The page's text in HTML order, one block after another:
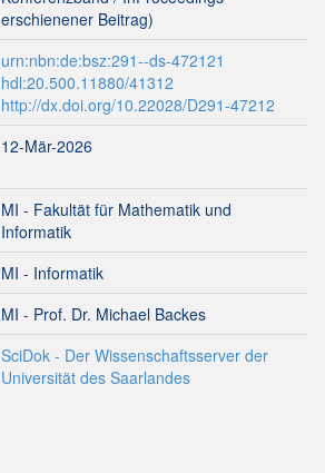
erschienener Beitrag)
urn:nbn:de:bsz:291--ds-472121
hdl:20.500.11880/41312
http://dx.doi.org/10.22028/D291-47212
12-Mär-2026
MI - Fakultät für Mathematik und
Informatik
MI - Informatik
MI - Prof. Dr. Michael Backes
SciDok - Der Wissenschaftsserver der
Universität des Saarlandes